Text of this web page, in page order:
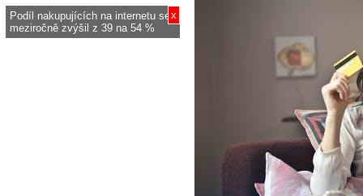
x
Podíl nakupujících na internetu se
meziročně zvýšil z 39 na 54 %